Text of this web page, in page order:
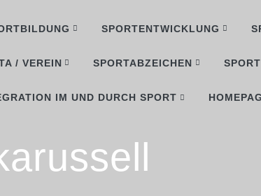
SPORTENTWICKLUNG
/ VEREIN SPORTABZEICHEN
IM UND DURCH SPORT